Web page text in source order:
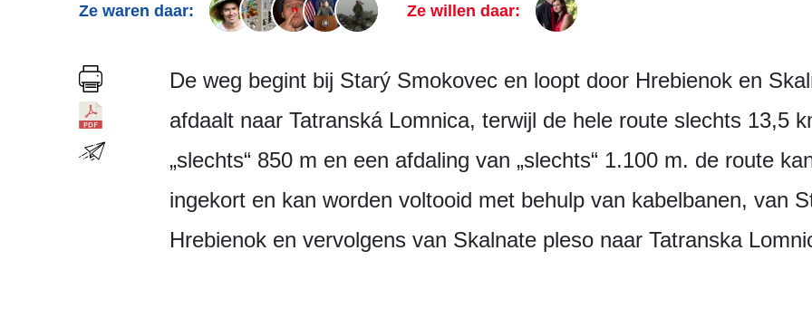
Ze waren daar: Ze willen daar:
De weg begint bij Starý Smokovec en loopt door Hrebienok en
afdaalt naar Tatranská Lomnica, terwijl de hele route slechts 13,5
„slechts“ 850 m en een afdaling van „slechts“ 1.100 m. de route
ingekort en kan worden voltooid met behulp van kabelbanen, van
Hrebienok en vervolgens van Skalnate pleso naar Tatranska